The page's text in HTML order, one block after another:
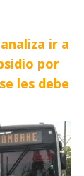
ir a
por
les debe